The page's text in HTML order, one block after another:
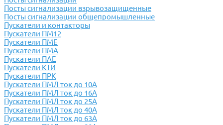
Посты сигнализации взрывозащищенные
Посты сигнализации общепромышленные
Пускатели и контакторы
Пускатели ПМ12
Пускатели ПМЕ
Пускатели ПМА
Пускатели ПАЕ
Пускатели КТИ
Пускатели ПРК
Пускатели ПМЛ ток до 10А
Пускатели ПМЛ ток до 16А
Пускатели ПМЛ ток до 25А
Пускатели ПМЛ ток до 40А
Пускатели ПМЛ ток до 63А